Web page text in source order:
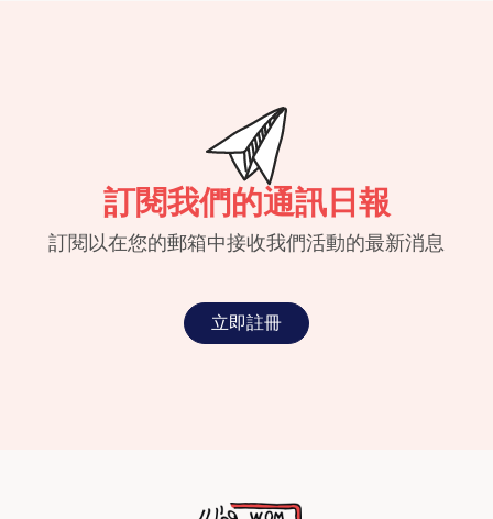
訂閱我們的通訊日報
訂閱以在您的郵箱中接收我們活動的最新消息
立即註冊